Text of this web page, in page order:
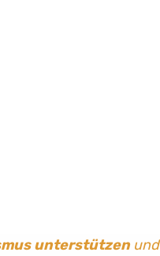
unterstützenund